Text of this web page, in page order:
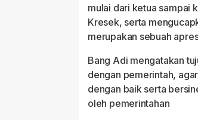
mulai dari ketua sampai
Kresek, serta
merupakan sebuah
Bang Adi mengatakan
dengan pemerintah,
dengan baik serta
oleh pemerintahan